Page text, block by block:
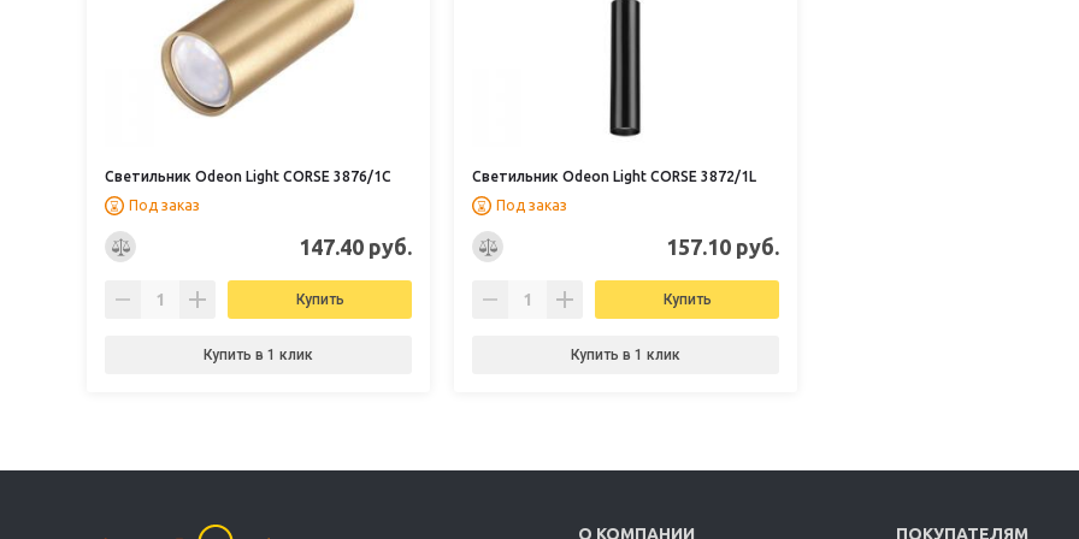
Светильник Odeon Light CORSE 3876/1C
Под заказ
147.40 руб.
Купить
Купить в 1 клик
Светильник Odeon Light CORSE 3872/1L
Под заказ
157.10 руб.
Купить
Купить в 1 клик
О КОМПАНИИ ПОКУПАТЕЛЯМ